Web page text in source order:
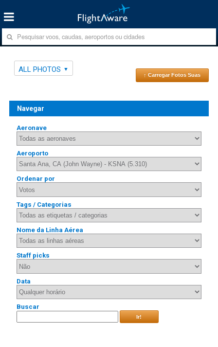
ALL PHOTOS
↑ Carregar Fotos Suas
Navegar
Aeronave
Aeroporto
Ordenar por
Tags / Categorias
Nome da Linha Aérea
Staff picks
Data
Buscar
Ir!